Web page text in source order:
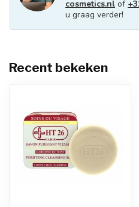
cosmetics.nl of
u graag verder!
Recent bekeken